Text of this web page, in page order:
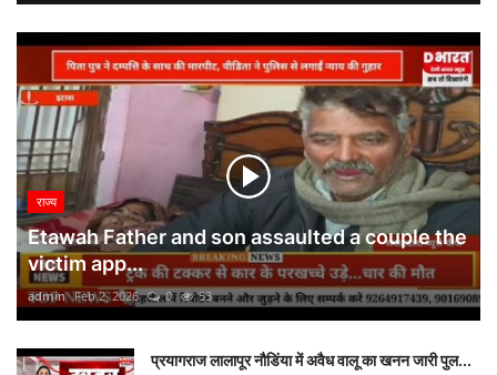
राज्य
Etawah Father and son assaulted a couple the
victim app...
admin Feb 2, 2026 0 53
प्रयागराज लालापूर नौडिंया में अवैध वालू का खनन जारी पुल...